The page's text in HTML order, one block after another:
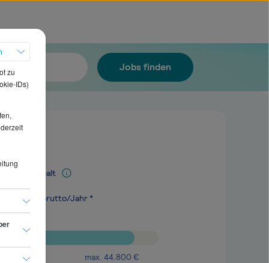
Jobs finden
Mediangehalt
€ brutto/Jahr *
max. 44.800 €
zu
IDs)